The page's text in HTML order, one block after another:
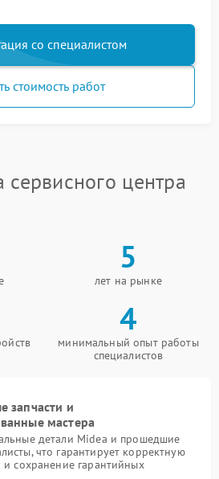
со специалистом
стоимость работ
центра
5
лет на рынке
4
минимальный опыт работы
специалистов
запчасти и
мастера
детали Midea и прошедшие
что гарантирует корректную
и сохранение гарантийных